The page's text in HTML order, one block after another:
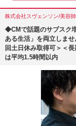
株式会社スヴェンソン/美容師
◆CMで話題のサブスク
ある生活」を両立しま
回土日休み取得可＞＜
は平均1.5時間以内